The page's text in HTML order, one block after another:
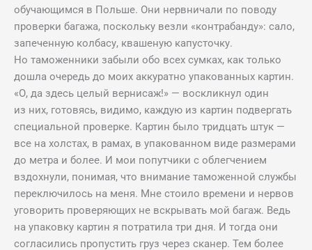
обучающимся в Польше. Они нервничали по поводу
проверки багажа, поскольку везли «контрабанду»: сало,
запеченную колбасу, квашеную капусточку.
Но таможенники забыли обо всех сумках, как только
дошла очередь до моих аккуратно упакованных картин.
«О, да здесь целый вернисаж!» — воскликнул один
из них, готовясь, видимо, каждую из картин подвергать
специальной проверке. Картин было тридцать штук —
все на холстах, в рамах, в упакованном виде размерами
до метра и более. И мои попутчики с облегчением
вздохнули, понимая, что внимание таможенной службы
переключилось на меня. Мне стоило времени и нервов
уговорить проверяющих не вскрывать мой багаж. Ведь
на упаковку картин я потратила три дня. И тогда они
согласились пропустить груз через сканер. Тем более